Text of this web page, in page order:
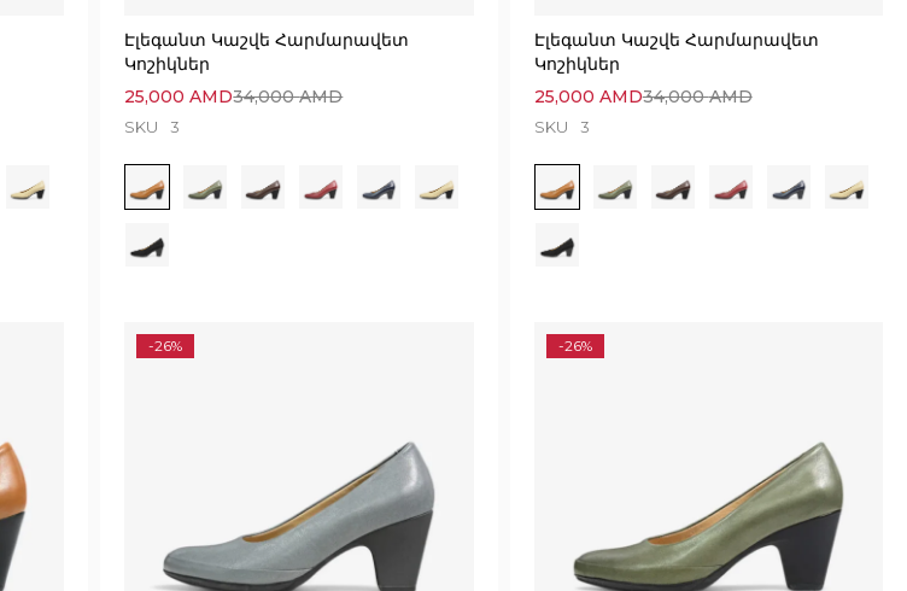
Էլեգանտ Կաշվե Հարմարավետ
Կոշիկներ
34,000AMD
25,000AMD
SKU 3
Էլեգանտ Կաշվե Հարմարավետ
Կոշիկներ
34,000AMD
25,000 AMD
SKU 3
-26% -26%